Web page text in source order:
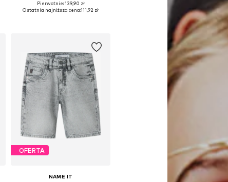
Dostępne w różnych rozmiarach
Pierwotnie: 139,90 zł
Ostatnia najniższa cena:111,92 zł
OFERTA
NAME IT